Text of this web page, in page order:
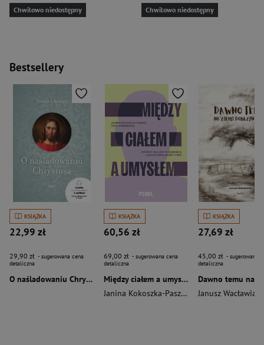
Chwilowo niedostępny Chwilowo niedostępny
Bestsellery
KSIĄŻKA
22,99 zł
29,90 zł - sugerowana cena
detaliczna
O naśladowaniu Chrystusa wyd. 2026
KSIĄŻKA
60,56 zł
69,00 zł - sugerowana cena
detaliczna
Między ciałem a umysłem
Janina Kokoszka-Paszkot
Piotr Wierzbiński
KSIĄŻKA
27,69 zł
45,00 zł - sugerowana
detaliczna
Janusz Wacławiak